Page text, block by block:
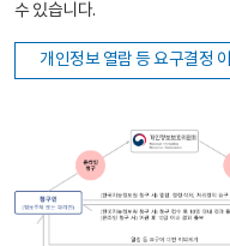
수 있습니다.
개인정보 열람 등 요구결정